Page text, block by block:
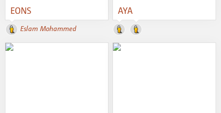
EONS
Eslam Mohammed
AYA